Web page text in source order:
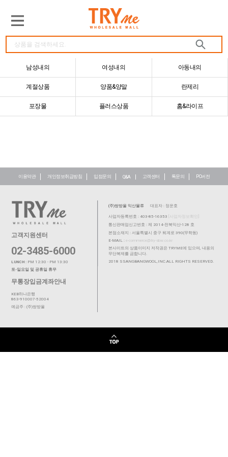
남성내의 여성내의 아동내의
계절상품 양품&양말 란제리
포장물 플러스상품 홈&라이프
이용약관 개인정보취급방침 입점문의 Q&A 고객센터 톡문의 PC버전
고객지원센터
02-3485-6000
LUNCH : PM 12:30 - PM 13:30
토-일요일 및 공휴일 휴무
무통장입금계좌안내
KEB하나은행
863-910007-52004
예금주 : (주)쌍방울
(주)쌍방울 익산물류 대표자 : 정운호
사업자등록번호 : 403-85-16353
[사업자정보확인]
통신판매업신고번호 : 제 2014-전북익산-128 호
본점소재지 : 서울특별시 중구 퇴계로 390(무학동)
E-MAIL : e-commerce@try-sbw.co.kr
본사이트의 상품이미지 저작권은 TRYME에 있으며, 내용의
무단복제를 금합니다.
2018 SSANGBANGWOOL,INC.ALL RIGHTS RESERVED.